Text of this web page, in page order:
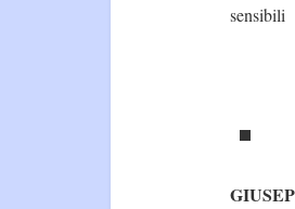
sensibili